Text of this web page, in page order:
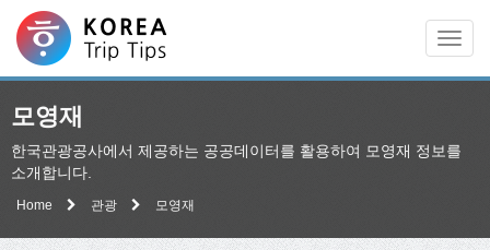
모영재
한국관광공사에서 제공하는 공공데이터를 활용하여 모영재 정보를
소개합니다.
Home 관광 모영재